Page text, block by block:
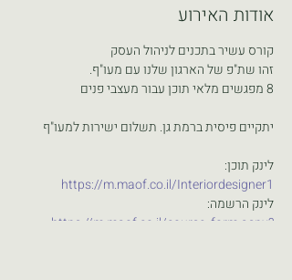
אודות האירוע
קורס עשיר בתכנים לניהול העסק
זהו שת"פ של הארגון שלנו עם מעו"ף.
8 מפגשים מלאי תוכן עבור מעצבי פנים
יתקיים פיסית ברמת גן. תשלום ישירות למעו"ף
לינק תוכן:
https://m.maof.co.il/Interiordesigner1
לינק הרשמה:
https://m.maof.co.il/course_form.aspx?